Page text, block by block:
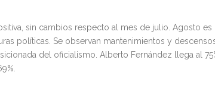
sin cambios respecto al mes de julio. Agosto es
políticas. Se observan mantenimientos y
del oficialismo. Alberto Fernández llega al